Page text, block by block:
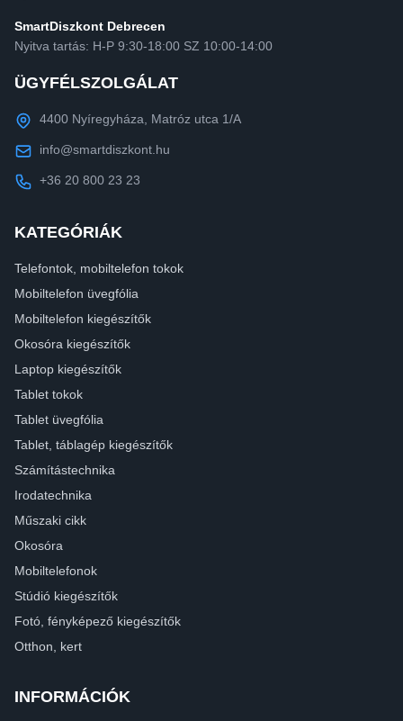
SmartDiszkont Debrecen
Nyitva tartás: H-P 9:30-18:00 SZ 10:00-14:00
ÜGYFÉLSZOLGÁLAT
4400 Nyíregyháza, Matróz utca 1/A
info@smartdiszkont.hu
+36 20 800 23 23
KATEGÓRIÁK
Telefontok, mobiltelefon tokok
Mobiltelefon üvegfólia
Mobiltelefon kiegészítők
Okosóra kiegészítők
Laptop kiegészítők
Tablet tokok
Tablet üvegfólia
Tablet, táblagép kiegészítők
Számítástechnika
Irodatechnika
Műszaki cikk
Okosóra
Mobiltelefonok
Stúdió kiegészítők
Fotó, fényképező kiegészítők
Otthon, kert
INFORMÁCIÓK